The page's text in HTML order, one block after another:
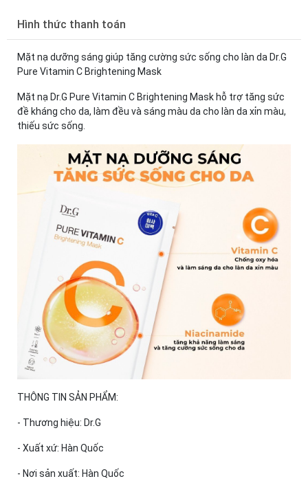
Hình thức thanh toán
Mặt nạ dưỡng sáng giúp tăng cường sức sống cho làn da Dr.G
Pure Vitamin C Brightening Mask
Mặt nạ Dr.G Pure Vitamin C Brightening Mask hỗ trợ tăng sức
đề kháng cho da, làm đều và sáng màu da cho làn da xỉn màu,
thiếu sức sống.
THÔNG TIN SẢN PHẨM:
- Thương hiệu: Dr.G
- Xuất xứ: Hàn Quốc
- Nơi sản xuất: Hàn Quốc